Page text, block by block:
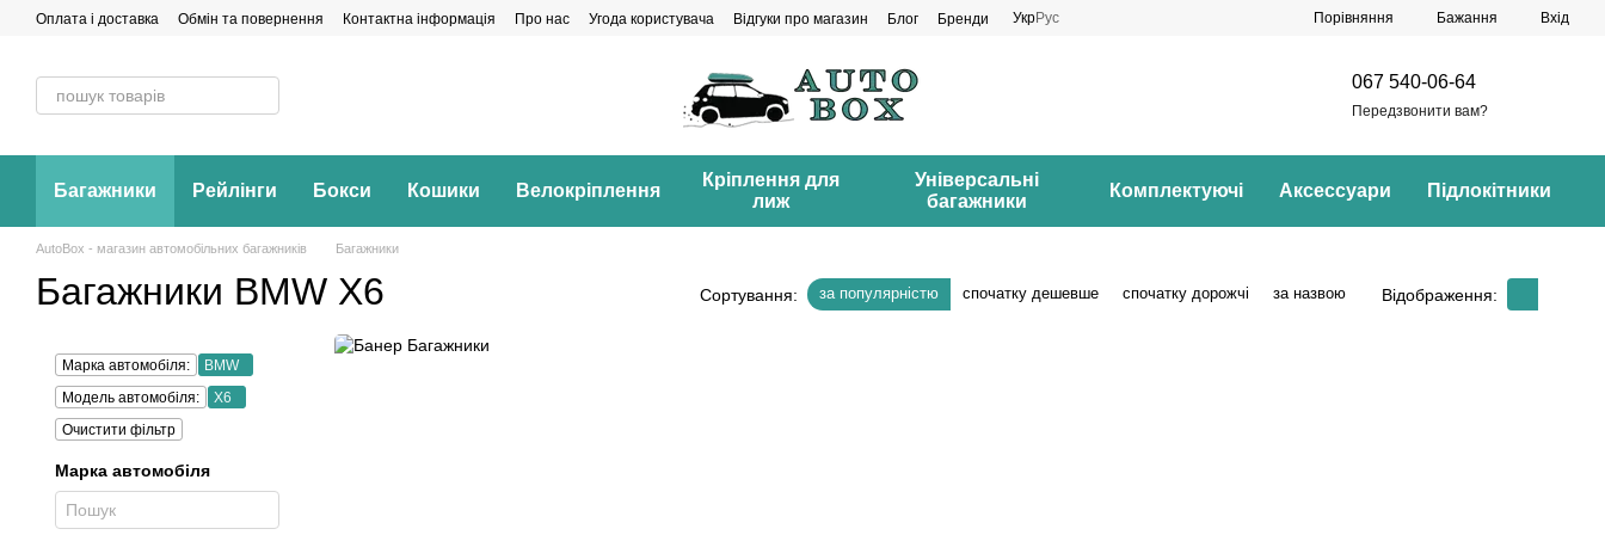
Перейти до основного контенту
Оплата і доставка Обмін та повернення Контактна інформація Про нас Угода користувача Відгуки про магазин Блог Бренди УкрРус Порівняння Бажання Вхід
067 540-06-64
Передзвонити вам?
Багажники Рейлінги Бокси Кошики Велокріплення
Кріплення для
лиж
Універсальні
багажники
Комплектуючі Аксессуари Підлокітники
AutoBox - магазин автомобільних багажників Багажники
Багажники BMW X6 Сортування: за популярністю спочатку дешевше спочатку дорожчі за назвою Відображення:
Марка автомобіля:
BMW
Модель автомобіля:
X6
Очистити фільтр
Марка автомобіля